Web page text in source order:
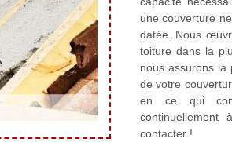
une couverture
datée. Nous
toiture dans la
nous assurons la
de votre
en ce qui
continuellement
contacter !